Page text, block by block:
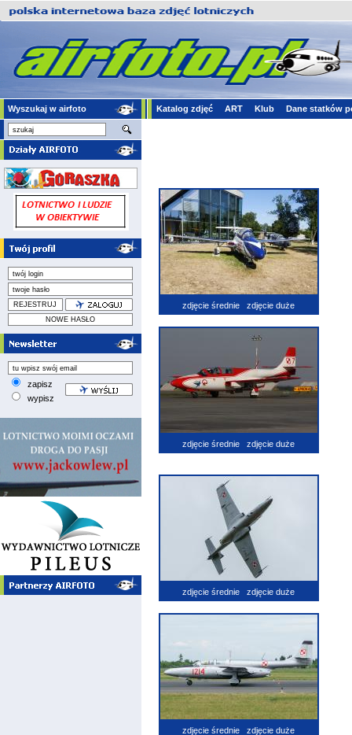
Wyszukaj w airfoto Katalog zdjęć ART Klub Dane statków
zapisz
wypisz
zdjęcie średnie zdjęcie duże
zdjęcie średnie zdjęcie duże
zdjęcie średnie zdjęcie duże
zdjęcie średnie zdjęcie duże